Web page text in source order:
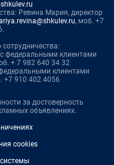
Ревина Мария, директор
, моб. +7
федеральными клиентами
+ 7 982 640 34 32
клиентами
+7 910 402 4056
за достоверность
объявлениях.
cookies